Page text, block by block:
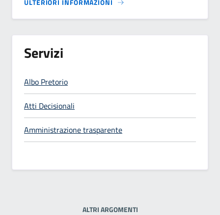
ULTERIORI INFORMAZIONI
Servizi
Albo Pretorio
Atti Decisionali
Amministrazione trasparente
ALTRI ARGOMENTI